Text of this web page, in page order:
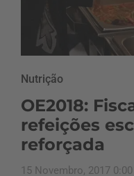
Nutrição
OE2018:
refeições
reforçada
15 Novembro, 2017 0:00